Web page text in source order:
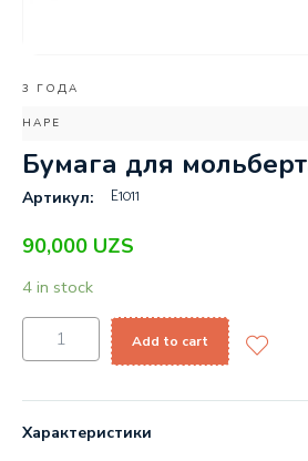
3 ГОДА
HAPE
Бумага для
Артикул: E1011
90,000 UZS
4 in stock
Add to cart
Характеристики